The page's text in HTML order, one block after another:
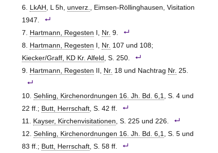
LkAH , L 5h, unverz., Eimsen-Röllinghausen, Visitation
1947.
Hartmann, Regesten I, Nr. 9.
Hartmann, Regesten I, Nr. 107 und 108;
Kiecker/Graff, KD Kr. Alfeld , S. 250.
Hartmann, Regesten II, Nr. 18 und Nachtrag Nr. 25.
Sehling, Kirchenordnungen 16. Jh. Bd. 6,1, S. 4 und
22 ff.; Butt, Herrschaft, S. 42 ff.
Kayser, Kirchenvisitationen, S. 225 und 226.
Sehling, Kirchenordnungen 16. Jh. Bd. 6,1, S. 5 und
83 ff.; Butt, Herrschaft, S. 58 ff.